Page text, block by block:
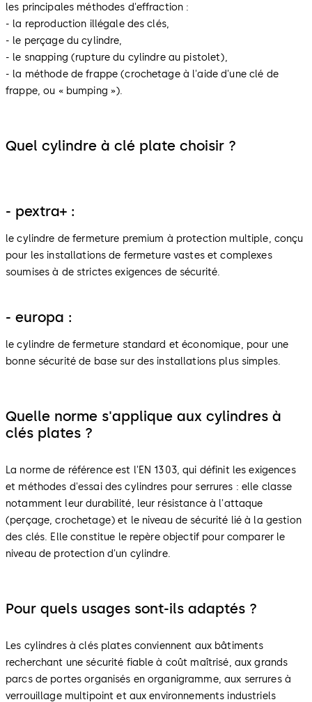
les principales méthodes d'effraction :
- la reproduction illégale des clés,
- le perçage du cylindre,
- le snapping (rupture du cylindre au pistolet),
- la méthode de frappe (crochetage à l'aide d'une clé de
frappe, ou « bumping »).
Quel cylindre à clé plate choisir ?
- pextra+ :
le cylindre de fermeture premium à protection multiple, conçu
pour les installations de fermeture vastes et complexes
soumises à de strictes exigences de sécurité.
- europa :
le cylindre de fermeture standard et économique, pour une
bonne sécurité de base sur des installations plus simples.
Quelle norme s'applique aux cylindres à
clés plates ?
La norme de référence est l'EN 1303, qui définit les exigences
et méthodes d'essai des cylindres pour serrures : elle classe
notamment leur durabilité, leur résistance à l'attaque
(perçage, crochetage) et le niveau de sécurité lié à la gestion
des clés. Elle constitue le repère objectif pour comparer le
niveau de protection d'un cylindre.
Pour quels usages sont-ils adaptés ?
Les cylindres à clés plates conviennent aux bâtiments
recherchant une sécurité fiable à coût maîtrisé, aux grands
parcs de portes organisés en organigramme, aux serrures à
verrouillage multipoint et aux environnements industriels